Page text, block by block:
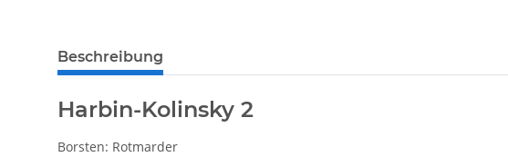
weitere Registerkarten anzeigen
Beschreibung
Harbin-Kolinsky 2
Borsten: Rotmarder